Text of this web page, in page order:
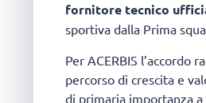
fornitore tecnico
sportiva dalla Prima
Per ACERBIS
percorso di crescita e
di primaria importanza